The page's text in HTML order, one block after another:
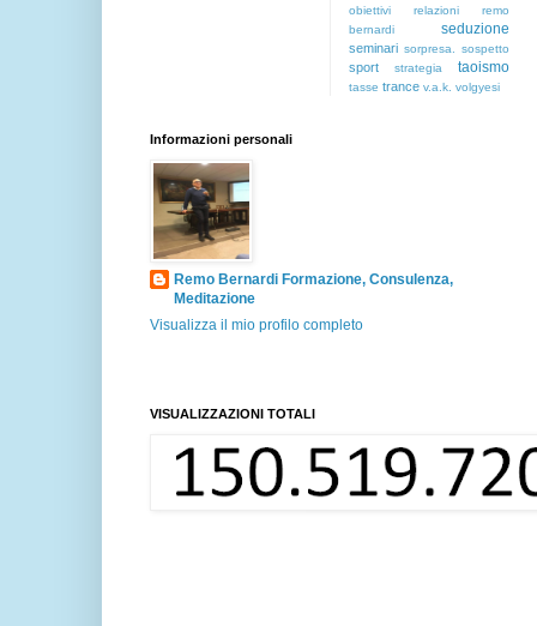
obiettivi relazioni
remo
bernardi
seduzione
seminari sorpresa. sospetto
sport strategia taoismo
tasse trance v.a.k. volgyesi
Informazioni personali
Remo Bernardi Formazione, Consulenza,
Meditazione
Visualizza il mio profilo completo
VISUALIZZAZIONI TOTALI